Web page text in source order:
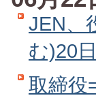
JEN、
む)20
取締役